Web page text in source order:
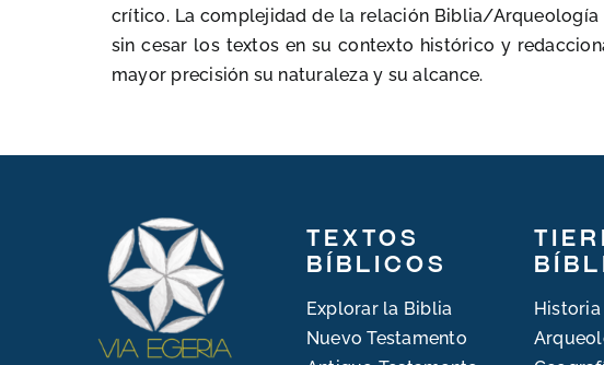
crítico. La complejidad de la relación Biblia/
sin cesar los textos en su contexto histórico y
mayor precisión su naturaleza y su alcance.
Textos
bíblicos
Explorar la Biblia
Nuevo Testamento
Historia